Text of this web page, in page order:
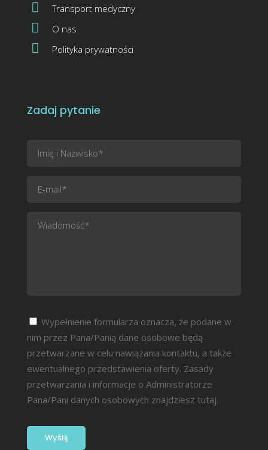
Transport medyczny
O nas
Polityka prywatności
Zadaj pytanie
Wypełnienie formularza oznacza, że podane w
nim przez Pana/Panią dane osobowe będą
przetwarzane w celu nawiązania kontaktu, a także
ewentualnego przedstawienia oferty. Zasady
przetwarzania i informacje o Administratorze
Pana/Pani danych osobowych znajdziesz tutaj.